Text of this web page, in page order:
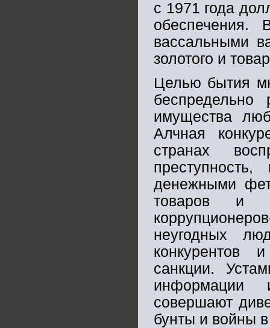
с 1971 года
обеспечения.
вассальными
золотого и
Целью бытия
имущества
Алчная
странах
денежными
товаров и
неугодных
конкурентов
санкции.
информации
совершают
бунты и войны